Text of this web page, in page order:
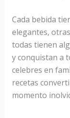
Cada bebida
elegantes,
todas tienen
y conquistan a
celebres en
recetas
momento